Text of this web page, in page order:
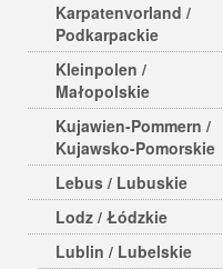
Karpatenvorland /
Podkarpackie
Kleinpolen /
Małopolskie
Kujawien-Pommern /
Kujawsko-Pomorskie
Lebus / Lubuskie
Lodz / Łódzkie
Lublin / Lubelskie